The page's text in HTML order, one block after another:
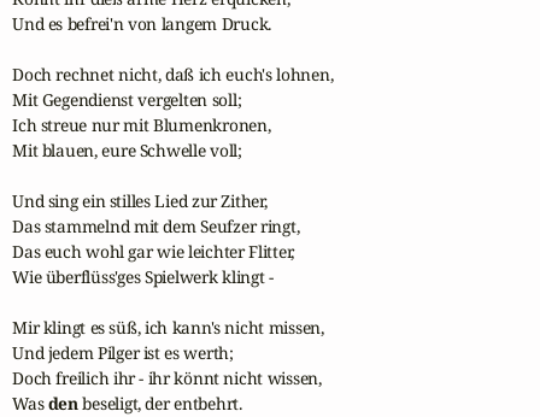
Und es befrei'n von langem Druck.
Doch rechnet nicht, daß ich euch's lohnen,
Mit Gegendienst vergelten soll;
Ich streue nur mit Blumenkronen,
Mit blauen, eure Schwelle voll;
Und sing ein stilles Lied zur Zither,
Das stammelnd mit dem Seufzer ringt,
Das euch wohl gar wie leichter Flitter,
Wie überflüss'ges Spielwerk klingt -
Mir klingt es süß, ich kann's nicht missen,
Und jedem Pilger ist es werth;
Doch freilich ihr - ihr könnt nicht wissen,
Was den beseligt, der entbehrt.